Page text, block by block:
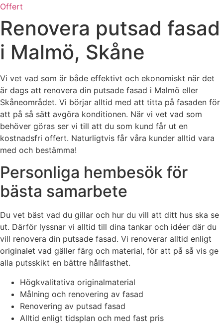
Offert
Renovera putsad fasad
i Malmö, Skåne
Vi vet vad som är både effektivt och ekonomiskt när det
är dags att renovera din putsade fasad i Malmö eller
Skåneområdet. Vi börjar alltid med att titta på fasaden för
att på så sätt avgöra konditionen. När vi vet vad som
behöver göras ser vi till att du som kund får ut en
kostnadsfri offert. Naturligtvis får våra kunder alltid vara
med och bestämma!
Personliga hembesök för
bästa samarbete
Du vet bäst vad du gillar och hur du vill att ditt hus ska se
ut. Därför lyssnar vi alltid till dina tankar och idéer där du
vill renovera din putsade fasad. Vi renoverar alltid enligt
originalet vad gäller färg och material, för att på så vis ge
alla putsskikt en bättre hållfasthet.
Högkvalitativa originalmaterial
Målning och renovering av fasad
Renovering av putsad fasad
Alltid enligt tidsplan och med fast pris